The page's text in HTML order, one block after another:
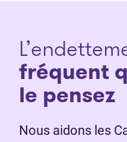
fréquent
le pensez
Nous aidons les